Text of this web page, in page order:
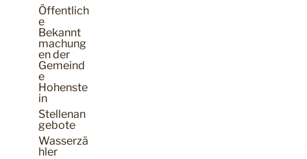
Öffentlich
e
Bekannt
machung
en der
Gemeind
e
Hohenste
in
Stellenan
gebote
Wasserzä
hler